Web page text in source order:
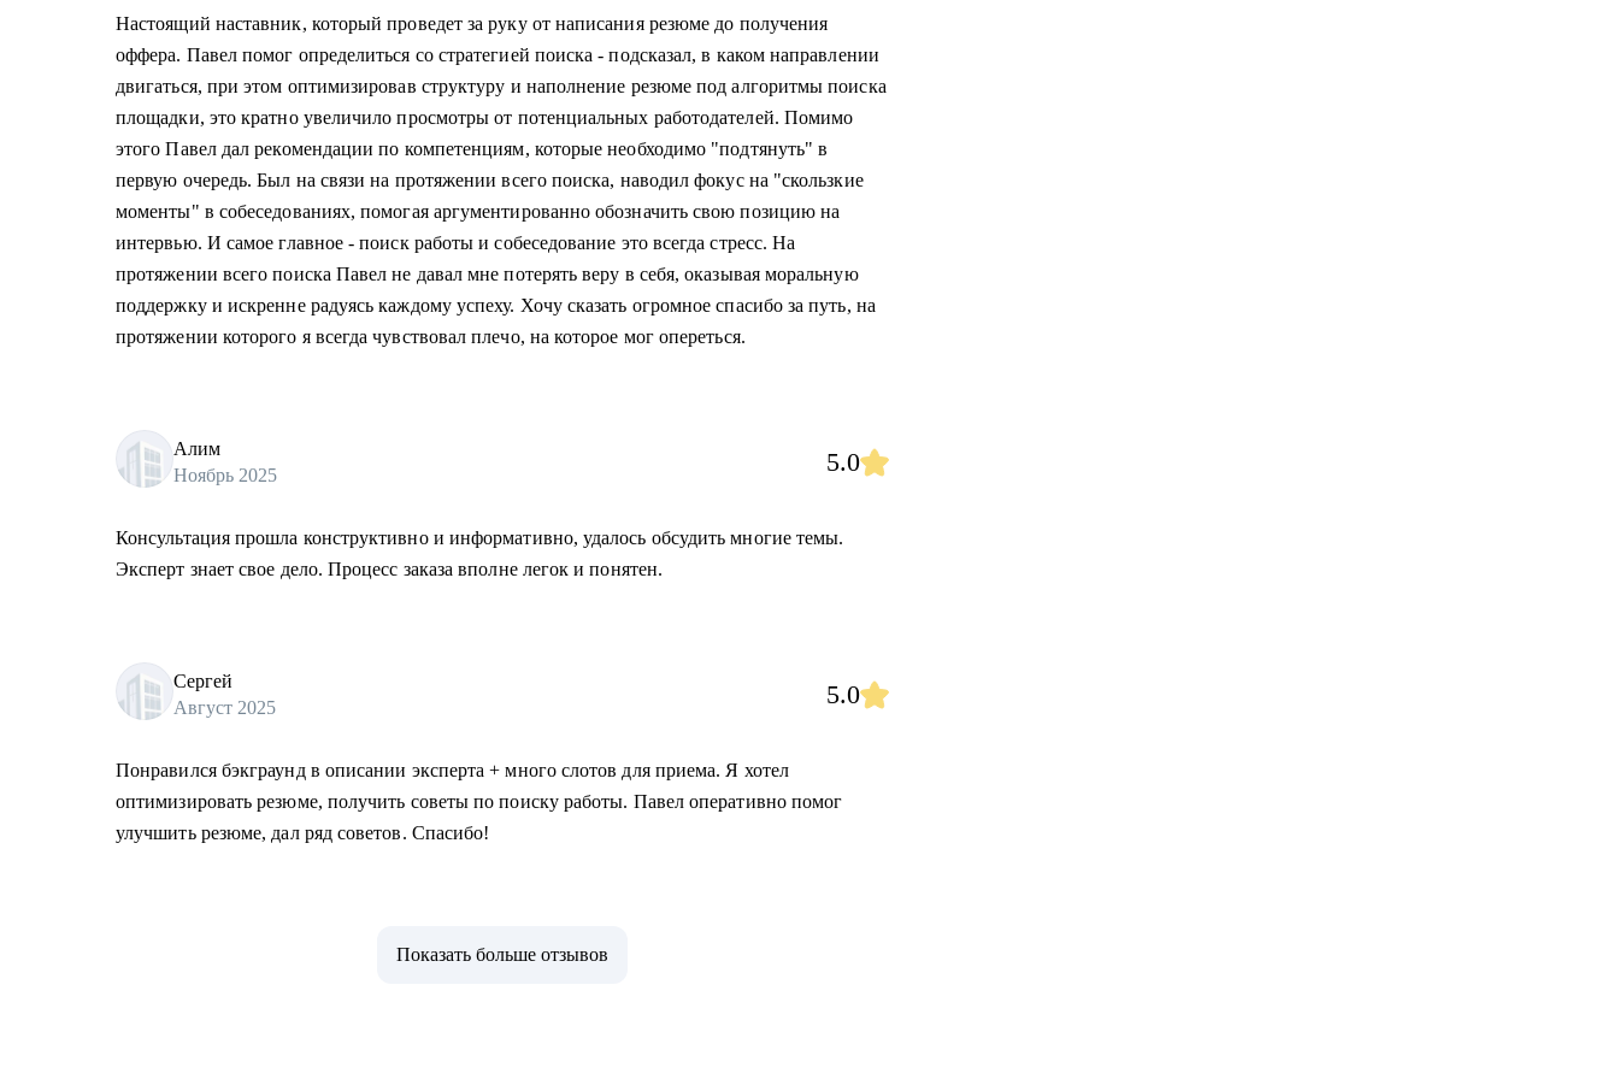
Настоящий наставник, который проведет за руку от написания резюме до получения
оффера. Павел помог определиться со стратегией поиска - подсказал, в каком направлении
двигаться, при этом оптимизировав структуру и наполнение резюме под алгоритмы поиска
площадки, это кратно увеличило просмотры от потенциальных работодателей. Помимо
этого Павел дал рекомендации по компетенциям, которые необходимо "подтянуть" в
первую очередь. Был на связи на протяжении всего поиска, наводил фокус на "скользкие
моменты" в собеседованиях, помогая аргументированно обозначить свою позицию на
интервью. И самое главное - поиск работы и собеседование это всегда стресс. На
протяжении всего поиска Павел не давал мне потерять веру в себя, оказывая моральную
поддержку и искренне радуясь каждому успеху. Хочу сказать огромное спасибо за путь, на
протяжении которого я всегда чувствовал плечо, на которое мог опереться.
Алим
Ноябрь 2025
5.0
Консультация прошла конструктивно и информативно, удалось обсудить многие темы.
Эксперт знает свое дело. Процесс заказа вполне легок и понятен.
Сергей
Август 2025
5.0
Понравился бэкграунд в описании эксперта + много слотов для приема. Я хотел
оптимизировать резюме, получить советы по поиску работы. Павел оперативно помог
улучшить резюме, дал ряд советов. Спасибо!
Показать больше отзывов